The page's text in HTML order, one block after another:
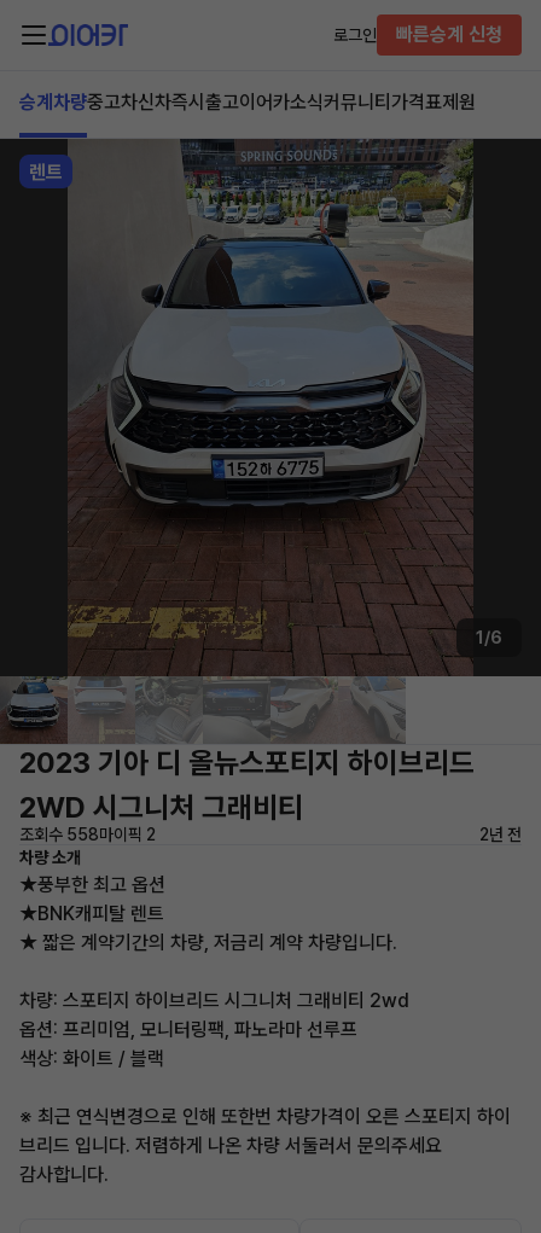
로그인 빠른승계 신청
승계차량중고차신차즉시출고이어카소식커뮤니티 가격표제원
렌트
1/6
2023 기아 디 올뉴스포티지 하이브리드
2WD 시그니처 그래비티
조회수 558마이픽 2
2년 전
차량 소개
★풍부한 최고 옵션
★BNK캐피탈 렌트
★ 짧은 계약기간의 차량, 저금리 계약 차량입니다.
차량: 스포티지 하이브리드 시그니처 그래비티 2wd
옵션: 프리미엄, 모니터링팩, 파노라마 선루프
색상: 화이트 / 블랙
※ 최근 연식변경으로 인해 또한번 차량가격이 오른 스포티지 하이
브리드 입니다. 저렴하게 나온 차량 서둘러서 문의주세요
감사합니다.